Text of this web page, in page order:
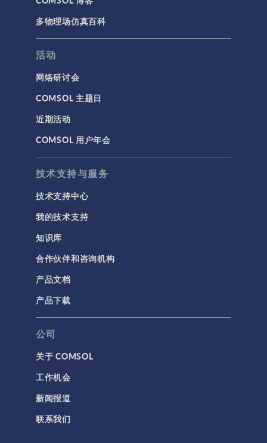
多物理场仿真百科
活动
网络研讨会
COMSOL 主题日
近期活动
COMSOL 用户年会
技术支持与服务
技术支持中心
我的技术支持
知识库
合作伙伴和咨询机构
产品文档
产品下载
公司
关于 COMSOL
工作机会
新闻报道
联系我们